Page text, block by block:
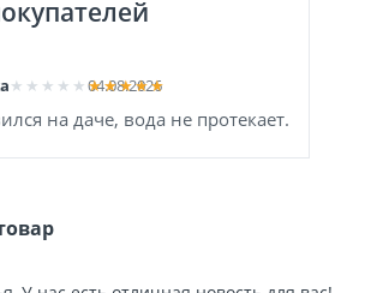
04.08.2026
на даче, вода не протекает.